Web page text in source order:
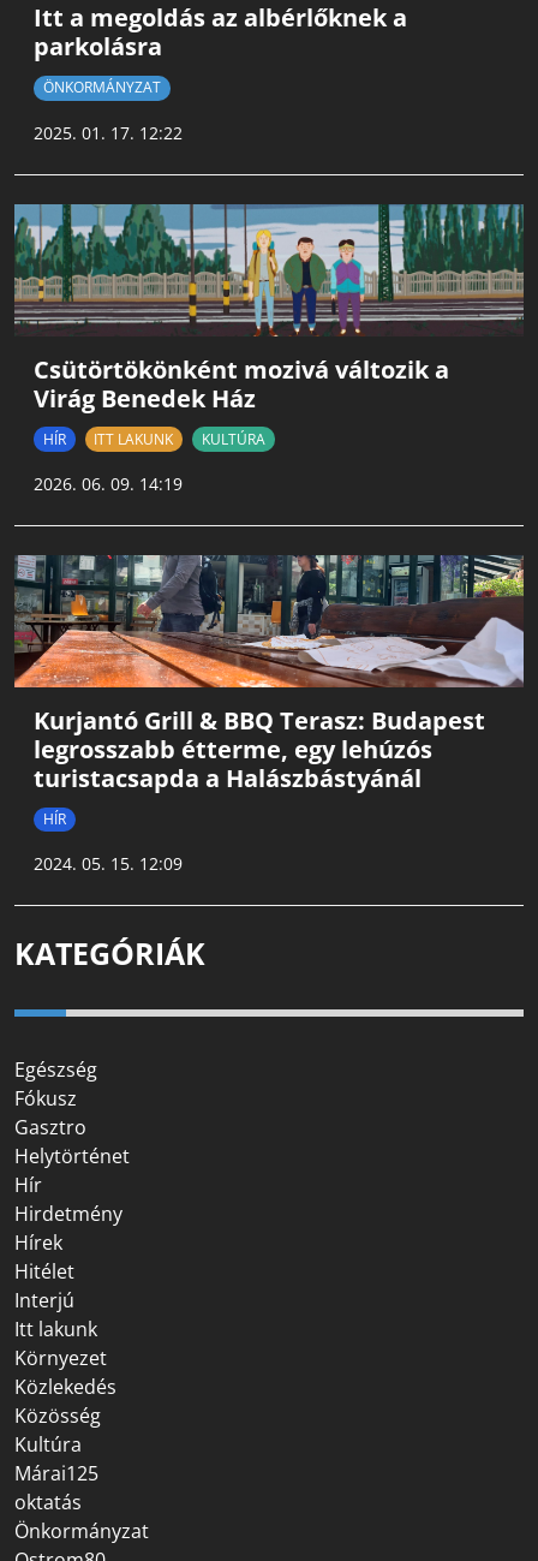
Itt a megoldás az albérlőknek a
parkolásra
ÖNKORMÁNYZAT
2025. 01. 17. 12:22
Csütörtökönként mozivá változik a
Virág Benedek Ház
HÍR ITT LAKUNK KULTÚRA
2026. 06. 09. 14:19
Kurjantó Grill & BBQ Terasz: Budapest
legrosszabb étterme, egy lehúzós
turistacsapda a Halászbástyánál
HÍR
2024. 05. 15. 12:09
KATEGÓRIÁK
Egészség
Fókusz
Gasztro
Helytörténet
Hír
Hirdetmény
Hírek
Hitélet
Interjú
Itt lakunk
Környezet
Közlekedés
Közösség
Kultúra
Márai125
oktatás
Önkormányzat